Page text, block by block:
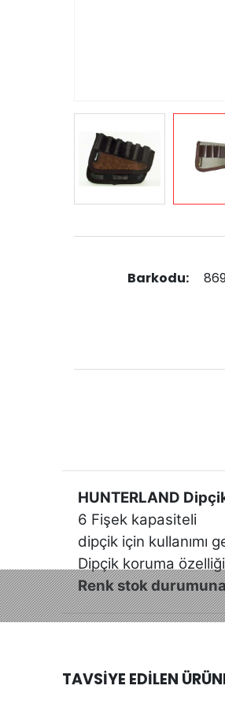
Barkodu:
HUNTERLAND
6 Fişek kapasiteli
dipçik için kullanımı
Dipçik koruma
Renk stok
TAVSIYE EDILEN